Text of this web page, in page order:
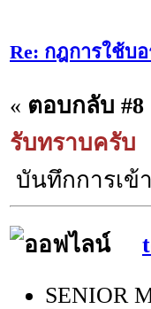
Re: กฎการใช้บ
« ตอบกลับ #8
รับทราบครับ
บันทึกการเข้า
SENIOR